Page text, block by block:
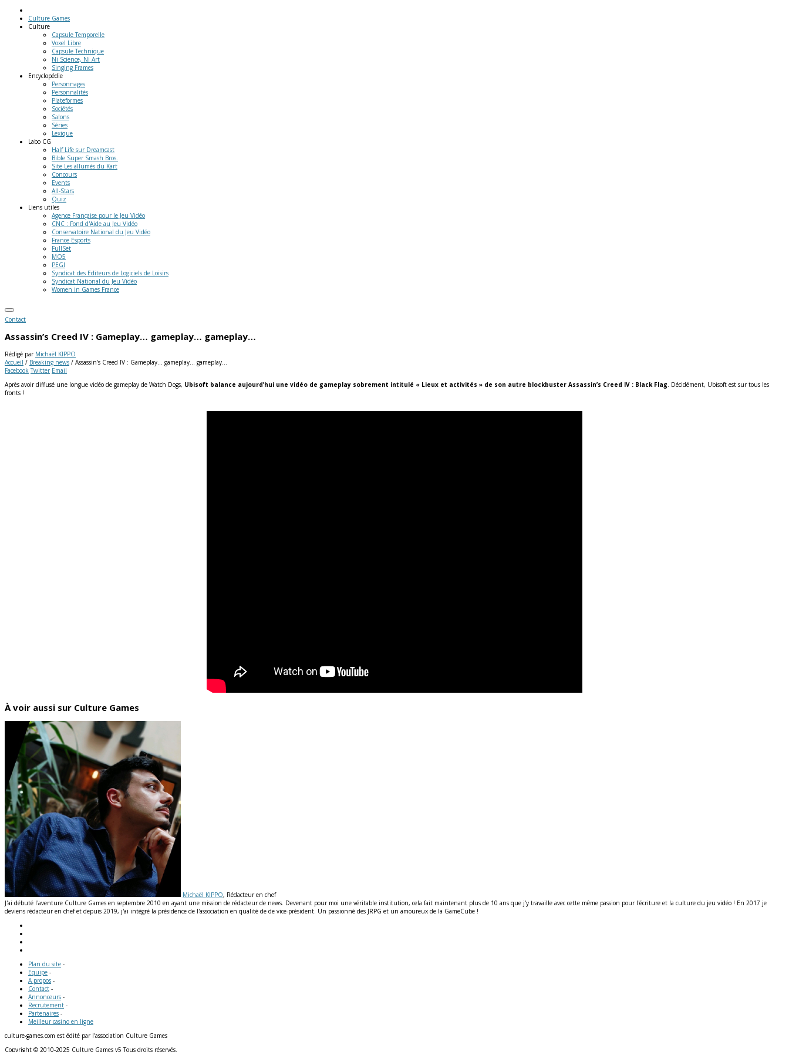
Culture Games
Culture
Capsule Temporelle
Voxel Libre
Capsule Technique
Ni Science, Ni Art
Singing Frames
Encyclopédie
Personnages
Personnalités
Plateformes
Sociétés
Salons
Séries
Lexique
Labo CG
Half Life sur Dreamcast
Bible Super Smash Bros.
Site Les allumés du Kart
Concours
Events
All-Stars
Quiz
Liens utiles
Agence Française pour le Jeu Vidéo
CNC : Fond d'Aide au Jeu Vidéo
Conservatoire National du Jeu Vidéo
France Esports
FullSet
MO5
PEGI
Syndicat des Editeurs de Logiciels de Loisirs
Syndicat National du Jeu Vidéo
Women in Games France
Contact
Assassin’s Creed IV : Gameplay… gameplay… gameplay…
Rédigé par Michaël KIPPO
Accueil / Breaking news / Assassin’s Creed IV : Gameplay… gameplay… gameplay…
Facebook Twitter Email
Après avoir diffusé une longue vidéo de gameplay de Watch Dogs, Ubisoft balance aujourd’hui une vidéo de gameplay sobrement intitulé « Lieux et activités » de son autre blockbuster Assassin’s Creed IV : Black Flag. Décidément, Ubisoft est sur tous les
fronts !
À voir aussi sur Culture Games
Michaël KIPPO, Rédacteur en chef
J'ai débuté l'aventure Culture Games en septembre 2010 en ayant une mission de rédacteur de news. Devenant pour moi une véritable institution, cela fait maintenant plus de 10 ans que j'y travaille avec cette même passion pour l'écriture et la culture du jeu vidéo ! En 2017 je
deviens rédacteur en chef et depuis 2019, j'ai intégré la présidence de l'association en qualité de de vice-président. Un passionné des JRPG et un amoureux de la GameCube !
Plan du site -
Equipe -
A propos -
Contact -
Annonceurs -
Recrutement -
Partenaires -
Meilleur casino en ligne
culture-games.com est édité par l'association Culture Games
Copyright © 2010-2025 Culture Games v5 Tous droits réservés.